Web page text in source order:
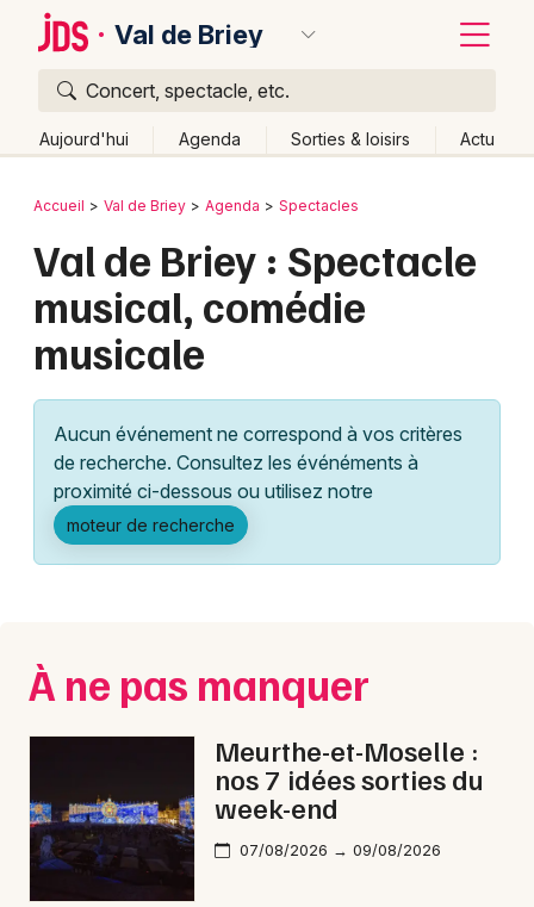
Val de Briey
Concert, spectacle, etc.
Aujourd'hui Agenda Sorties & loisirs Actu
Publier un événement
Grands événements
Manifestations
Foires & salons
Sports
Sorties famille
Expos
Bordeaux
Colmar
Lille
Lyon
Marseille
Mulhouse
Montpellier
Paris
Strasbourg
Toutes les villes
Retour
Accueil Val de Briey Agenda Spectacles
Val de Briey : Spectacle
musical, comédie
musicale
Aucun événement ne correspond à vos critères
de recherche. Consultez les événéments à
proximité ci-dessous ou utilisez notre
moteur de recherche
À ne pas manquer
Meurthe-et-Moselle :
nos 7 idées sorties du
week-end
07/08/2026 → 09/08/2026
Quoi ?
Où ?
Lorraine
Partout Près de moi Changer de lieu
Quand ?
Effacer les dates
Aujourd'hui
Demain